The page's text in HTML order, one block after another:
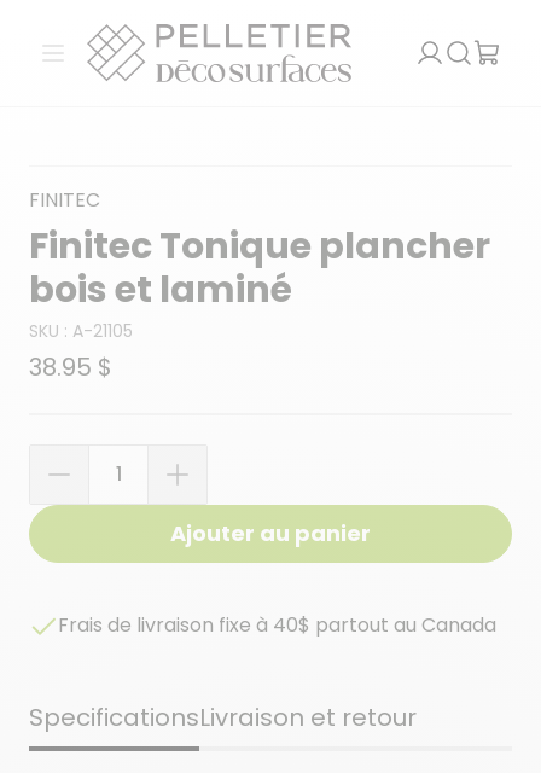
Ouvrir le menu
Pelletier Déco Surfaces
FINITEC
Finitec Tonique plancher
bois et laminé
SKU : A-21105
38.95 $
Ajouter au panier
Frais de livraison fixe à 40$ partout au Canada
SpecificationsLivraison et retour